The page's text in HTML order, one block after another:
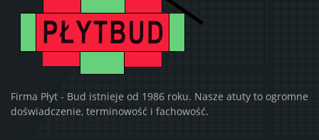
Firma Płyt - Bud istnieje od 1986 roku. Nasze atuty to ogromne
doświadczenie, terminowość i fachowość.